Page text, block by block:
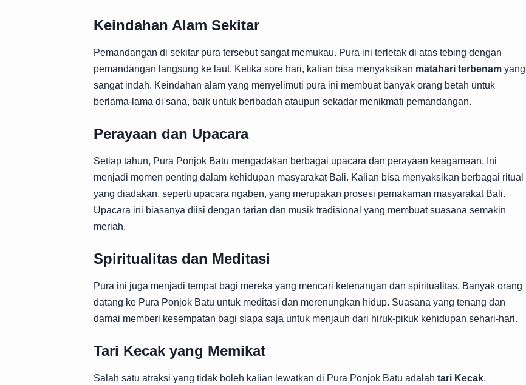
Keindahan Alam Sekitar
Pemandangan di sekitar pura tersebut sangat memukau. Pura ini terletak di atas tebing dengan
pemandangan langsung ke laut. Ketika sore hari, kalian bisa menyaksikan matahari terbenam yang
sangat indah. Keindahan alam yang menyelimuti pura ini membuat banyak orang betah untuk
berlama-lama di sana, baik untuk beribadah ataupun sekadar menikmati pemandangan.
Perayaan dan Upacara
Setiap tahun, Pura Ponjok Batu mengadakan berbagai upacara dan perayaan keagamaan. Ini
menjadi momen penting dalam kehidupan masyarakat Bali. Kalian bisa menyaksikan berbagai ritual
yang diadakan, seperti upacara ngaben, yang merupakan prosesi pemakaman masyarakat Bali.
Upacara ini biasanya diisi dengan tarian dan musik tradisional yang membuat suasana semakin
meriah.
Spiritualitas dan Meditasi
Pura ini juga menjadi tempat bagi mereka yang mencari ketenangan dan spiritualitas. Banyak orang
datang ke Pura Ponjok Batu untuk meditasi dan merenungkan hidup. Suasana yang tenang dan
damai memberi kesempatan bagi siapa saja untuk menjauh dari hiruk-pikuk kehidupan sehari-hari.
Tari Kecak yang Memikat
Salah satu atraksi yang tidak boleh kalian lewatkan di Pura Ponjok Batu adalah tari Kecak.